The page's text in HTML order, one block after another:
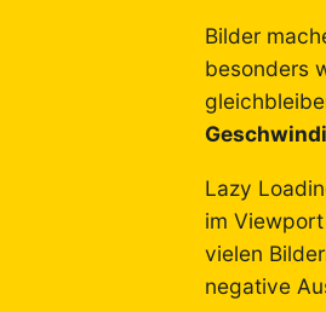
Bilder
besonders
Lazy
im
vielen
negative